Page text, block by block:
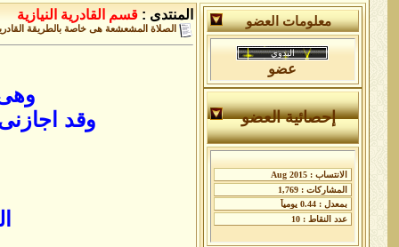
معلومات العضو
عضو
إحصائية العضو
المنتدى : قسم القادرية النيازية
الصلاة المشعشعة هى خاصة بالطريقة القادرية
وقد